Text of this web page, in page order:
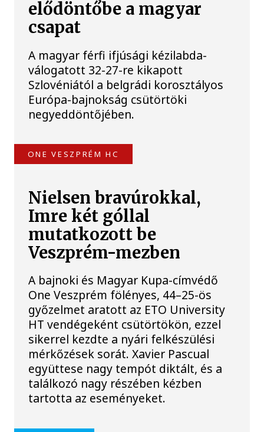
elődöntőbe a magyar
csapat
A magyar férfi ifjúsági kézilabda-
válogatott 32-27-re kikapott
Szlovéniától a belgrádi korosztályos
Európa-bajnokság csütörtöki
negyeddöntőjében.
ONE VESZPRÉM HC
Nielsen bravúrokkal,
Imre két góllal
mutatkozott be
Veszprém-mezben
A bajnoki és Magyar Kupa-címvédő
One Veszprém fölényes, 44–25-ös
győzelmet aratott az ETO University
HT vendégeként csütörtökön, ezzel
sikerrel kezdte a nyári felkészülési
mérkőzések sorát. Xavier Pascual
együttese nagy tempót diktált, és a
találkozó nagy részében kézben
tartotta az eseményeket.